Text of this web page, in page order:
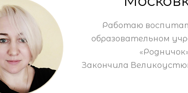
Работаю
образовательном
Закончила